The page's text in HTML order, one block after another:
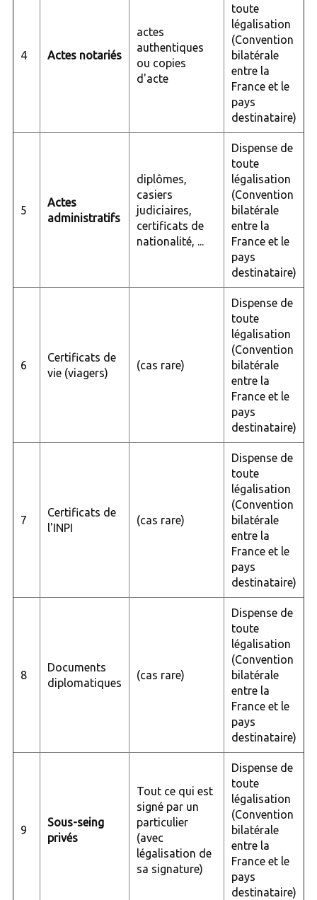
4 Actes notariés
actes
authentiques
ou copies
d'acte
toute
légalisation
(Convention
bilatérale
entre la
France et le
pays
destinataire)
5
Actes
administratifs
diplômes,
casiers
judiciaires,
certificats de
nationalité, ...
Dispense de
toute
légalisation
(Convention
bilatérale
entre la
France et le
pays
destinataire)
6
Certificats de
vie (viagers)
(cas rare)
Dispense de
toute
légalisation
(Convention
bilatérale
entre la
France et le
pays
destinataire)
7
Certificats de
l'INPI
(cas rare)
Dispense de
toute
légalisation
(Convention
bilatérale
entre la
France et le
pays
destinataire)
8
Documents
diplomatiques
(cas rare)
Dispense de
toute
légalisation
(Convention
bilatérale
entre la
France et le
pays
destinataire)
9
Sous-seing
privés
Tout ce qui est
signé par un
particulier
(avec
légalisation de
sa signature)
Dispense de
toute
légalisation
(Convention
bilatérale
entre la
France et le
pays
destinataire)